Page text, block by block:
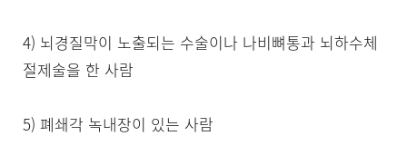
4) 뇌경질막이 노출되는 수술이나 나비뼈통과 뇌하수체
절제술을 한 사람
5) 폐쇄각 녹내장이 있는 사람